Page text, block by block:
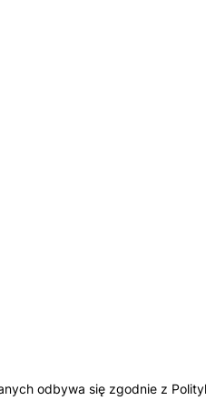
odbywa się zgodnie z